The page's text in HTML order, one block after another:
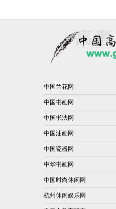
中国兰花网
中国书画网
中国书法网
中国油画网
中国瓷器网
中华书画网
中国时尚休闲网
杭州休闲娱乐网